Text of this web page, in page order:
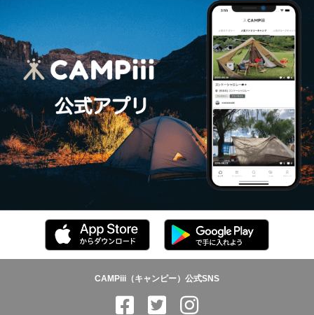
CAMPiii（キャンピー）公式SNS